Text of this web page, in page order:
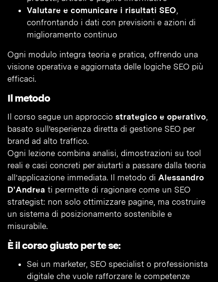
Valutare e comunicare i risultati SEO,
confrontando i dati con previsioni e azioni di
miglioramento continuo
Ogni modulo integra teoria e pratica, offrendo una
visione operativa e aggiornata delle logiche SEO più
efficaci.
Il metodo
Il corso segue un approccio strategico e operativo,
basato sull’esperienza diretta di gestione SEO per
brand ad alto traffico.
Ogni lezione combina analisi, dimostrazioni su tool
reali e casi concreti per aiutarti a passare dalla teoria
all’applicazione immediata. Il metodo di Alessandro
D’Andrea ti permette di ragionare come un SEO
strategist: non solo ottimizzare pagine, ma costruire
un sistema di posizionamento sostenibile e
misurabile.
È il corso giusto per te se:
Sei un marketer, SEO specialist o professionista
digitale che vuole rafforzare le competenze